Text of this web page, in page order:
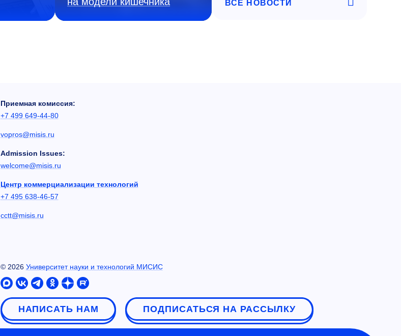
ВСЕ НОВОСТИ
Приемная комиссия:
+7 499 649-44-80
vopros@misis.ru
Admission Issues:
welcome@misis.ru
Центр коммерциализации технологий
+7 495 638-46-57
cctt@misis.ru
© 2026 Университет науки и технологий МИСИС
НАПИСАТЬ НАМ ПОДПИСАТЬСЯ НА РАССЫЛКУ